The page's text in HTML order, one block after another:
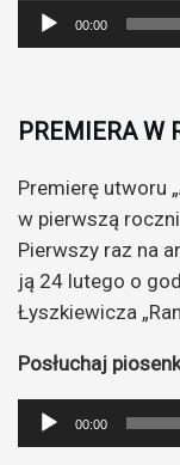
Odtwarzacz
plików
00:00
PREMIERA W
Premierę utworu
w pierwszą
Pierwszy raz na
ją 24 lutego o
Łyszkiewicza
Posłuchaj
Odtwarzacz
plików
00:00